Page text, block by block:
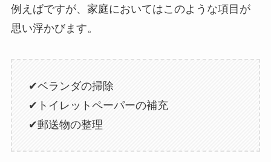
例えばですが、家庭においてはこのような項目が
思い浮かびます。
✔ベランダの掃除
✔トイレットペーパーの補充
✔郵送物の整理